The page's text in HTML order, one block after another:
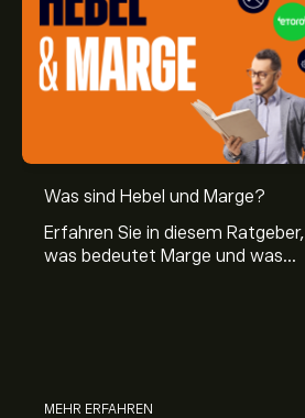
Was sind Hebel und Marge?
Erfahren Sie in diesem Ratgeber,
was bedeutet Marge und was
MEHR ERFAHREN